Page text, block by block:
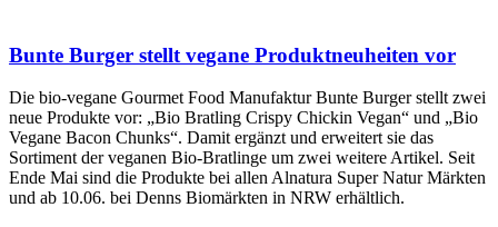
Bunte Burger stellt vegane Produktneuheiten vor
Die bio-vegane Gourmet Food Manufaktur Bunte Burger stellt zwei
neue Produkte vor: „Bio Bratling Crispy Chickin Vegan“ und „Bio
Vegane Bacon Chunks“. Damit ergänzt und erweitert sie das
Sortiment der veganen Bio-Bratlinge um zwei weitere Artikel. Seit
Ende Mai sind die Produkte bei allen Alnatura Super Natur Märkten
und ab 10.06. bei Denns Biomärkten in NRW erhältlich.